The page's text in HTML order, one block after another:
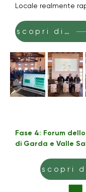
Locale realmente
scopri di più
Fase 4: Forum
di Garda e Valle